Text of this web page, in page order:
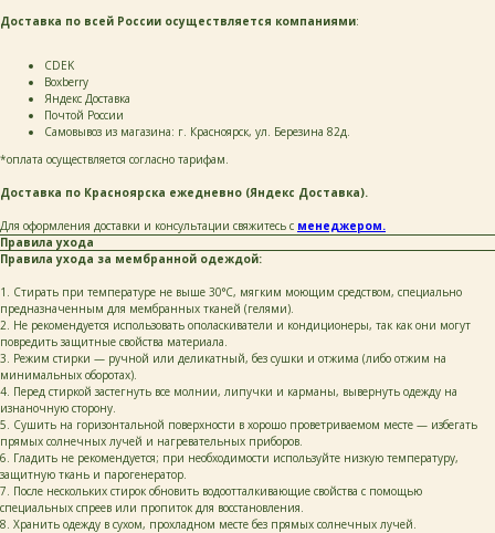
Доставка по всей России осуществляется компаниями:
СDEK
Boxberry
Яндекс Доставка
Почтой России
Самовывоз из магазина: г. Красноярск, ул. Березина 82д.
*оплата осуществляется согласно тарифам.
Доставка по Красноярска ежедневно (Яндекс Доставка).
Для оформления доставки и консультации свяжитесь с менеджером.
Правила ухода
Правила ухода за мембранной одеждой:
1. Стирать при температуре не выше 30°C, мягким моющим средством, специально
предназначенным для мембранных тканей (гелями).
2. Не рекомендуется использовать ополаскиватели и кондиционеры, так как они могут
повредить защитные свойства материала.
3. Режим стирки — ручной или деликатный, без сушки и отжима (либо отжим на
минимальных оборотах).
4. Перед стиркой застегнуть все молнии, липучки и карманы, вывернуть одежду на
изнаночную сторону.
5. Сушить на горизонтальной поверхности в хорошо проветриваемом месте — избегать
прямых солнечных лучей и нагревательных приборов.
6. Гладить не рекомендуется; при необходимости используйте низкую температуру,
защитную ткань и парогенератор.
7. После нескольких стирок обновить водоотталкивающие свойства с помощью
специальных спреев или пропиток для восстановления.
8. Хранить одежду в сухом, прохладном месте без прямых солнечных лучей.
разработка сайта